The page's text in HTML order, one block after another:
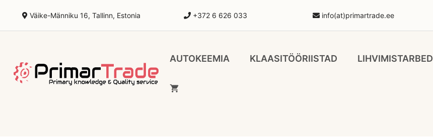
Väike-Männiku 16, Tallinn, Estonia +372 6 626 033 info(at)primartrade.ee
content
AUTOKEEMIA KLAASITÖÖRIISTAD LIHVIMISTARBED